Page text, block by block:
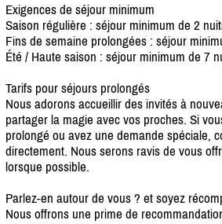
Exigences de séjour minimum
Saison régulière : séjour minimum de 2
Fins de semaine prolongées : séjour
Été / Haute saison : séjour minimum de 7
Tarifs pour séjours prolongés
Nous adorons accueillir des invités à
partager la magie avec vos proches. Si
prolongé ou avez une demande spéciale,
directement. Nous serons ravis de vous
lorsque possible.
Parlez-en autour de vous ? et soyez
Nous offrons une prime de